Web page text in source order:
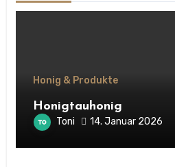
Honig & Produkte
Honigtauhonig
Toni 14. Januar 2026